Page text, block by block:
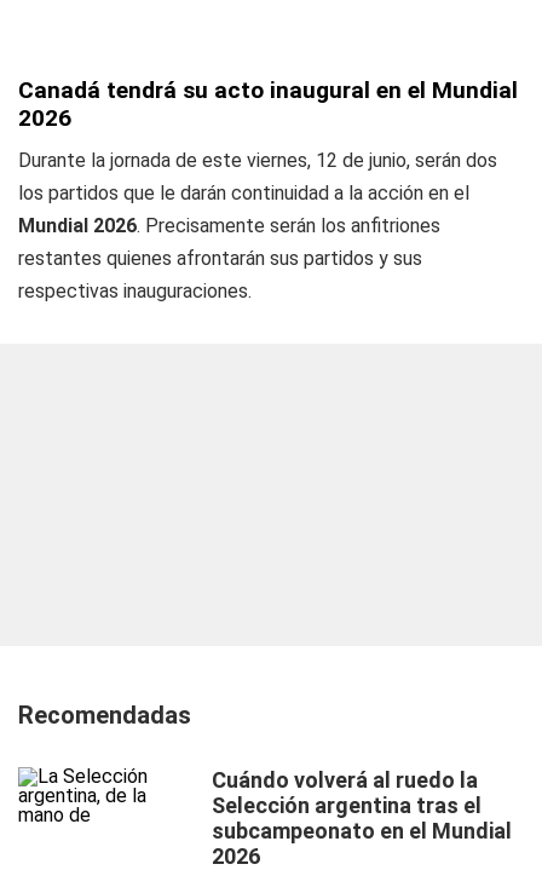
Canadá tendrá su acto inaugural en el Mundial
2026
Durante la jornada de este viernes, 12 de junio, serán dos
los partidos que le darán continuidad a la acción en el
Mundial 2026. Precisamente serán los anfitriones
restantes quienes afrontarán sus partidos y sus
respectivas inauguraciones.
Recomendadas
Cuándo volverá al ruedo la
Selección argentina tras el
subcampeonato en el Mundial
2026